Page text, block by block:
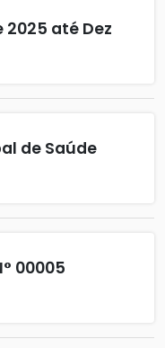
2025 até Dez
de Saúde
00005